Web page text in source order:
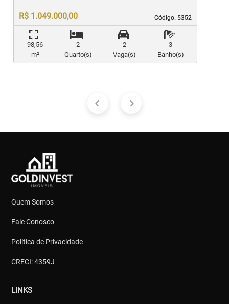
Código. 5352
Código. 5352
R$ 1.049.000,00
98,56
m²
2
Quarto(s)
2
Vaga(s)
3
Banho(s)
Quem Somos
Fale Conosco
Política de Privacidade
CRECI: 4359J
LINKS